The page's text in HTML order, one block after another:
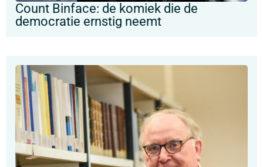
Count Binface: de komiek die de
democratie ernstig neemt